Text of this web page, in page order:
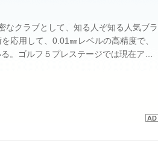
なクラブとして、知る人ぞ知る人気ブラ
応用して、0.01㎜レベルの高精度で、
。ゴルフ５プレステージでは現在アイ